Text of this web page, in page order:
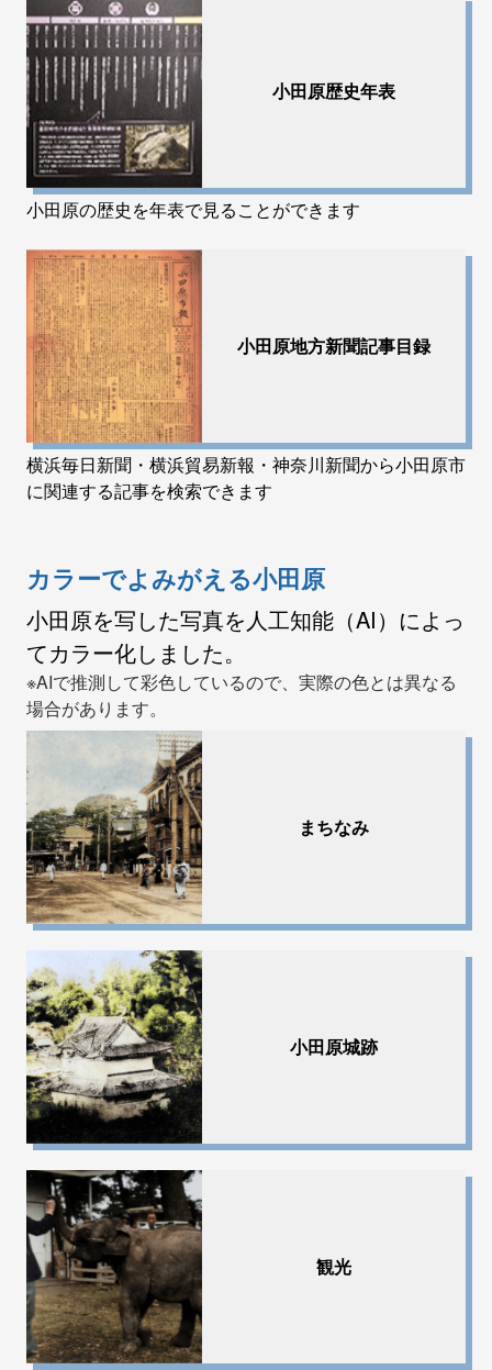
小田原歴史年表
小田原の歴史を年表で見ることができます
小田原地方新聞記事目録
横浜毎日新聞・横浜貿易新報・神奈川新聞から小田原市
に関連する記事を検索できます
カラーでよみがえる小田原
小田原を写した写真を人工知能（AI）によっ
てカラー化しました。
※AIで推測して彩色しているので、実際の色とは異なる
場合があります。
まちなみ
小田原城跡
観光